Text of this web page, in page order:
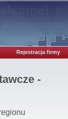
Rejestracja firmy
-